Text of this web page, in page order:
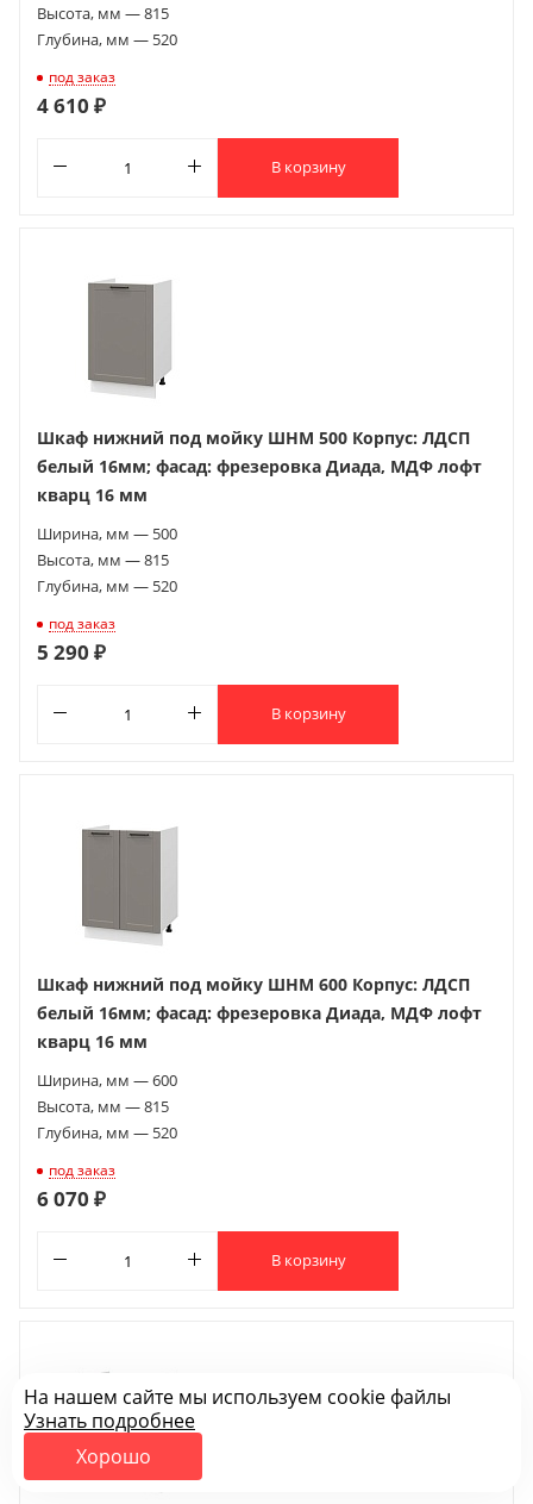
Высота, мм — 815
Глубина, мм — 520
под заказ
4 610 ₽
В корзину
Шкаф нижний под мойку ШНМ 500 Корпус: ЛДСП
белый 16мм; фасад: фрезеровка Диада, МДФ лофт
кварц 16 мм
Ширина, мм — 500
Высота, мм — 815
Глубина, мм — 520
под заказ
5 290 ₽
В корзину
Шкаф нижний под мойку ШНМ 600 Корпус: ЛДСП
белый 16мм; фасад: фрезеровка Диада, МДФ лофт
кварц 16 мм
Ширина, мм — 600
Высота, мм — 815
Глубина, мм — 520
под заказ
6 070 ₽
В корзину
На нашем сайте мы используем cookie файлы
Узнать подробнее
Хорошо